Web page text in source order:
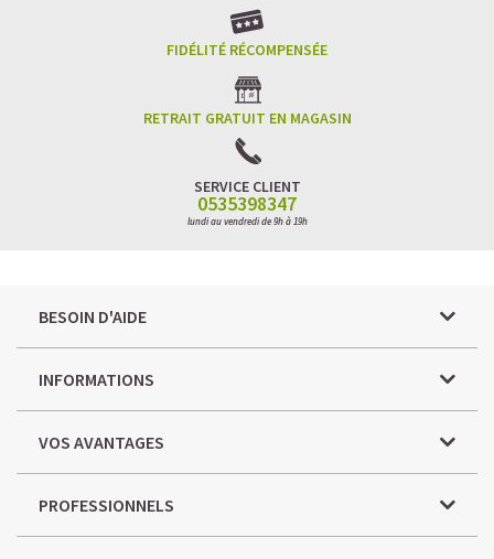
FIDÉLITÉ RÉCOMPENSÉE
RETRAIT GRATUIT EN MAGASIN
SERVICE CLIENT
0535398347
lundi au vendredi de 9h à 19h
BESOIN D'AIDE
INFORMATIONS
VOS AVANTAGES
PROFESSIONNELS